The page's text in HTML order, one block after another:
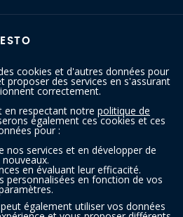
cookies et d'autres données pour
proposer des services en s'assurant
correctement.
en respectant notre politique de
également ces cookies et ces
pour :
nos services et en développer de
nouveaux.
en évaluant leur efficacité.
personnalisées en fonction de vos
également utiliser vos données